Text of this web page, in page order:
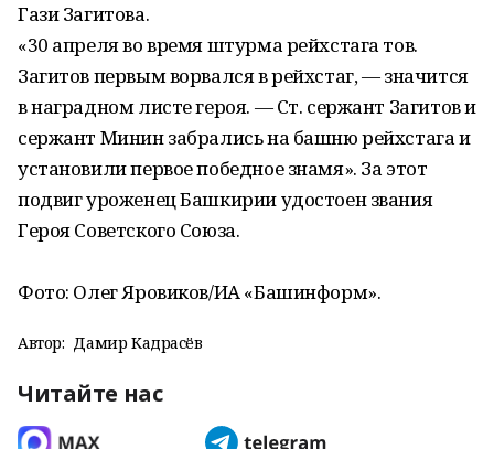
Гази Загитова.
«30 апреля во время штурма рейхстага тов.
Загитов первым ворвался в рейхстаг, — значится
в наградном листе героя. — Ст. сержант Загитов и
сержант Минин забрались на башню рейхстага и
установили первое победное знамя». За этот
подвиг уроженец Башкирии удостоен звания
Героя Советского Союза.
Фото: Олег Яровиков/ИА «Башинформ».
Автор: Дамир Кадрасёв
Читайте нас